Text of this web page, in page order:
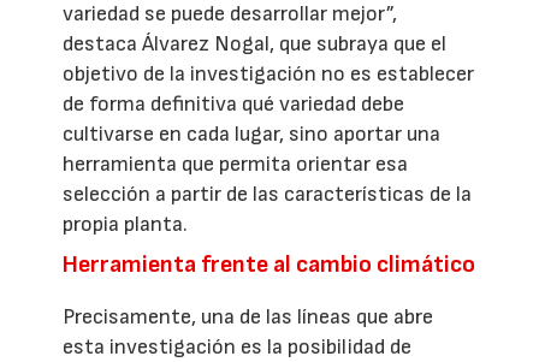
variedad se puede desarrollar mejor”,
destaca Álvarez Nogal, que subraya que el
objetivo de la investigación no es establecer
de forma definitiva qué variedad debe
cultivarse en cada lugar, sino aportar una
herramienta que permita orientar esa
selección a partir de las características de la
propia planta.
Herramienta frente al cambio climático
Precisamente, una de las líneas que abre
esta investigación es la posibilidad de